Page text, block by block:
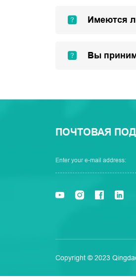
Имеются
Вы
ПОЧТОВАЯ
Copyright © 2023